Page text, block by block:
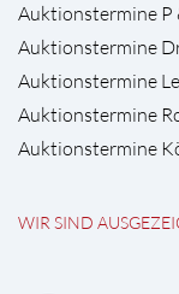
Auktionstermine P
Auktionstermine
Auktionstermine
Auktionstermine
Auktionstermine
WIR SIND